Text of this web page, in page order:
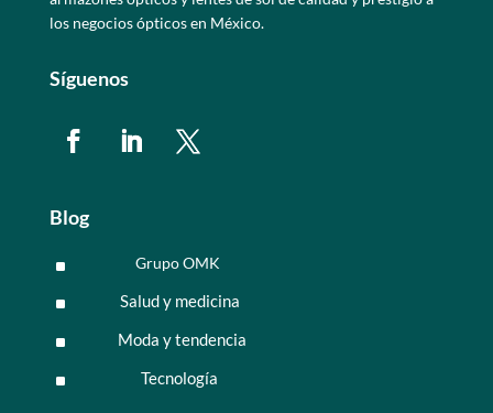
los negocios ópticos en México.
Síguenos
Blog
^ Grupo OMK
^ Salud y medicina
^ Moda y tendencia
^ Tecnología